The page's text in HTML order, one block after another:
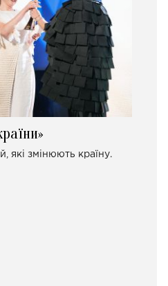
які змінюють країну.